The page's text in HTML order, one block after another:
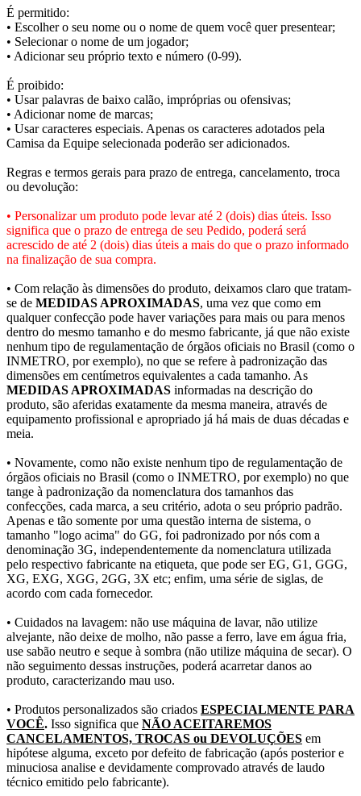
É permitido:
• Escolher o seu nome ou o nome de quem você quer presentear;
• Selecionar o nome de um jogador;
• Adicionar seu próprio texto e número (0-99).
É proibido:
• Usar palavras de baixo calão, impróprias ou ofensivas;
• Adicionar nome de marcas;
• Usar caracteres especiais. Apenas os caracteres adotados pela
Camisa da Equipe selecionada poderão ser adicionados.
Regras e termos gerais para prazo de entrega, cancelamento, troca
ou devolução:
• Personalizar um produto pode levar até 2 (dois) dias úteis. Isso
significa que o prazo de entrega de seu Pedido, poderá será
acrescido de até 2 (dois) dias úteis a mais do que o prazo informado
na finalização de sua compra.
• Com relação às dimensões do produto, deixamos claro que tratam-
se de MEDIDAS APROXIMADAS, uma vez que como em
qualquer confecção pode haver variações para mais ou para menos
dentro do mesmo tamanho e do mesmo fabricante, já que não existe
nenhum tipo de regulamentação de órgãos oficiais no Brasil (como o
INMETRO, por exemplo), no que se refere à padronização das
dimensões em centímetros equivalentes a cada tamanho. As
MEDIDAS APROXIMADAS informadas na descrição do
produto, são aferidas exatamente da mesma maneira, através de
equipamento profissional e apropriado já há mais de duas décadas e
meia.
• Novamente, como não existe nenhum tipo de regulamentação de
órgãos oficiais no Brasil (como o INMETRO, por exemplo) no que
tange à padronização da nomenclatura dos tamanhos das
confecções, cada marca, a seu critério, adota o seu próprio padrão.
Apenas e tão somente por uma questão interna de sistema, o
tamanho "logo acima" do GG, foi padronizado por nós com a
denominação 3G, independentemente da nomenclatura utilizada
pelo respectivo fabricante na etiqueta, que pode ser EG, G1, GGG,
XG, EXG, XGG, 2GG, 3X etc; enfim, uma série de siglas, de
acordo com cada fornecedor.
• Cuidados na lavagem: não use máquina de lavar, não utilize
alvejante, não deixe de molho, não passe a ferro, lave em água fria,
use sabão neutro e seque à sombra (não utilize máquina de secar). O
não seguimento dessas instruções, poderá acarretar danos ao
produto, caracterizando mau uso.
• Produtos personalizados são criados ESPECIALMENTE PARA
VOCÊ. Isso significa que NÃO ACEITAREMOS
CANCELAMENTOS, TROCAS ou DEVOLUÇÕES em
hipótese alguma, exceto por defeito de fabricação (após posterior e
minuciosa analise e devidamente comprovado através de laudo
técnico emitido pelo fabricante).